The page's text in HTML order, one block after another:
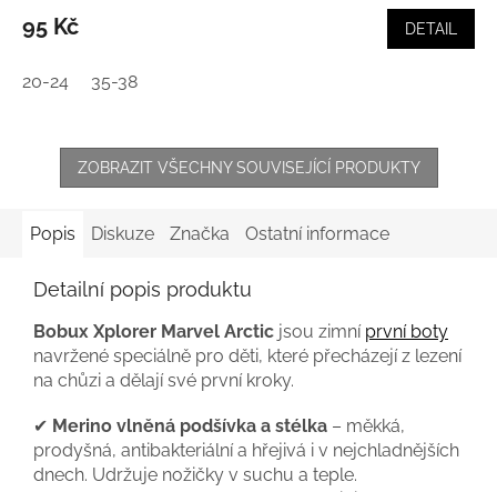
95 Kč DETAIL
20-24 35-38
ZOBRAZIT VŠECHNY SOUVISEJÍCÍ PRODUKTY
Popis Diskuze Značka Ostatní informace
Detailní popis produktu
Bobux Xplorer Marvel Arctic jsou zimní první boty
navržené speciálně pro děti, které přecházejí z lezení
na chůzi a dělají své první kroky.
✔ Merino vlněná podšívka a stélka – měkká,
prodyšná, antibakteriální a hřejivá i v nejchladnějších
dnech. Udržuje nožičky v suchu a teple.